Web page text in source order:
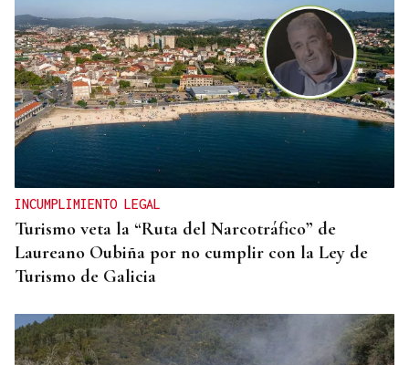
07
AGO
CON INSCRIPCIÓN
Observación astronómica en Aquis Querquennis
INCUMPLIMIENTO LEGAL
Turismo veta la “Ruta del Narcotráfico” de
Laureano Oubiña por no cumplir con la Ley de
Turismo de Galicia